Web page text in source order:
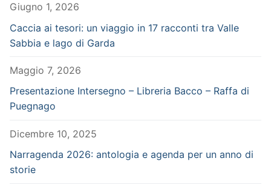
Giugno 1, 2026
Caccia ai tesori: un viaggio in 17 racconti tra Valle
Sabbia e lago di Garda
Maggio 7, 2026
Presentazione Intersegno – Libreria Bacco – Raffa di
Puegnago
Dicembre 10, 2025
Narragenda 2026: antologia e agenda per un anno di
storie